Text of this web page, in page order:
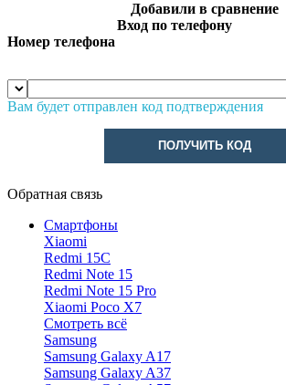
Добавили в сравнение
Вход по телефону
Номер телефона
Вам будет отправлен код подтверждения
ПОЛУЧИТЬ КОД
Обратная связь
Смартфоны
Xiaomi
Redmi 15C
Redmi Note 15
Redmi Note 15 Pro
Xiaomi Poco X7
Смотреть всё
Samsung
Samsung Galaxy A17
Samsung Galaxy A37